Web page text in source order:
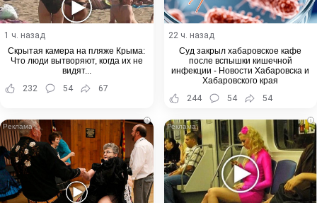
1 ч. назад
Скрытая камера на пляже Крыма:
Что люди вытворяют, когда их не
видят...
232
54 67
22 ч. назад
Суд закрыл хабаровское кафе
после вспышки кишечной
инфекции - Новости Хабаровска и
Хабаровского края
244
54 54
i i